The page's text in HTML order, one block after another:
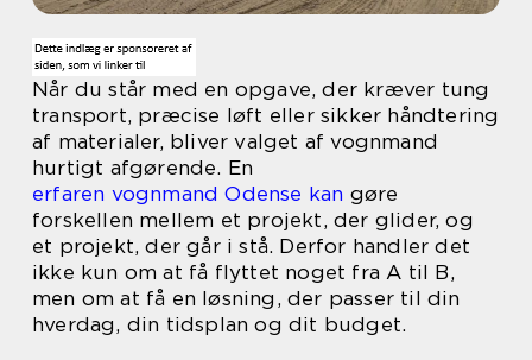
Når du står med en opgave, der kræver tung
transport, præcise løft eller sikker håndtering
af materialer, bliver valget af vognmand
hurtigt afgørende. En
erfaren vognmand Odense kan gøre
forskellen mellem et projekt, der glider, og
et projekt, der går i stå. Derfor handler det
ikke kun om at få flyttet noget fra A til B,
men om at få en løsning, der passer til din
hverdag, din tidsplan og dit budget.